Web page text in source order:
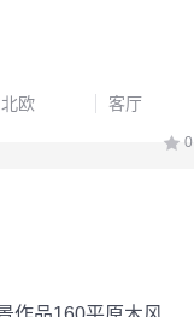
北欧 客厅
0